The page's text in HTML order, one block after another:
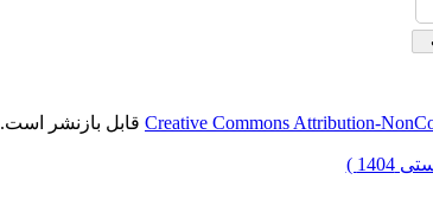
Creative Commons Attribution- قابل بازنشر است.